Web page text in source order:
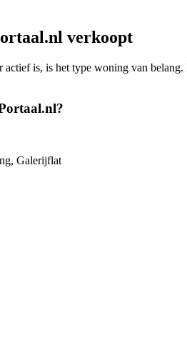
verkoopt
actief is, is het type woning van
Galerijflat